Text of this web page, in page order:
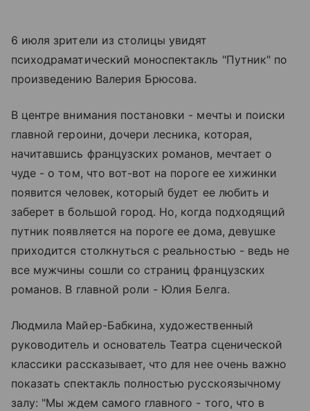
6 июля зрители из столицы увидят
психодраматический моноспектакль "Путник" по
произведению Валерия Брюсова.
В центре внимания постановки - мечты и поиски
главной героини, дочери лесника, которая,
начитавшись французских романов, мечтает о
чуде - о том, что вот-вот на пороге ее хижинки
появится человек, который будет ее любить и
заберет в большой город. Но, когда подходящий
путник появляется на пороге ее дома, девушке
приходится столкнуться с реальностью - ведь не
все мужчины сошли со страниц французских
романов. В главной роли - Юлия Белга.
Людмила Майер-Бабкина, художественный
руководитель и основатель Театра сценической
классики рассказывает, что для нее очень важно
показать спектакль полностью русскоязычному
залу: "Мы ждем самого главного - того, что в